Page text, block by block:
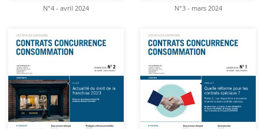
N°4 - avril 2024 N°3 - mars 2024